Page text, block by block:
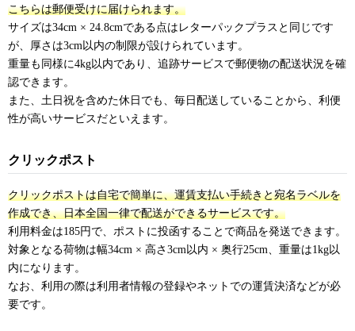
こちらは郵便受けに届けられます。
サイズは34cm × 24.8cmである点はレターパックプラスと同じです
が、厚さは3cm以内の制限が設けられています。
重量も同様に4kg以内であり、追跡サービスで郵便物の配送状況を確
認できます。
また、土日祝を含めた休日でも、毎日配送していることから、利便
性が高いサービスだといえます。
クリックポスト
クリックポストは自宅で簡単に、運賃支払い手続きと宛名ラベルを
作成でき、日本全国一律で配送ができるサービスです。
利用料金は185円で、ポストに投函することで商品を発送できます。
対象となる荷物は幅34cm × 高さ3cm以内 × 奥行25cm、重量は1kg以
内になります。
なお、利用の際は利用者情報の登録やネットでの運賃決済などが必
要です。